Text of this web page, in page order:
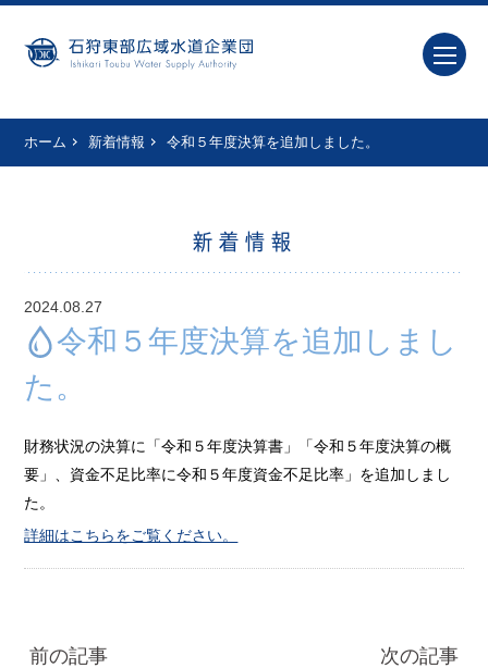
ホーム 新着情報 令和５年度決算を追加しました。
新着情報
2024.08.27
令和５年度決算を追加しまし
た。
財務状況の決算に「令和５年度決算書」「令和５年度決算の概
要」、資金不足比率に令和５年度資金不足比率」を追加しまし
た。
詳細はこちらをご覧ください。
前の記事 次の記事